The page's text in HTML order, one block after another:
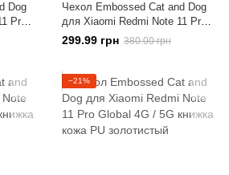
Dog
Pro
PU
Чехол Embossed Cat and Dog
для Xiaomi Redmi Note 11 Pro
Global 4G / 5G книжка кожа PU
299.99 грн 380.00 грн
−21%